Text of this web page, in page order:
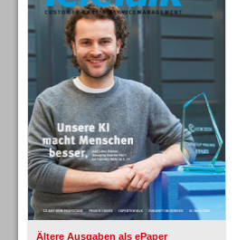
Ältere Ausgaben als ePaper
Inbound